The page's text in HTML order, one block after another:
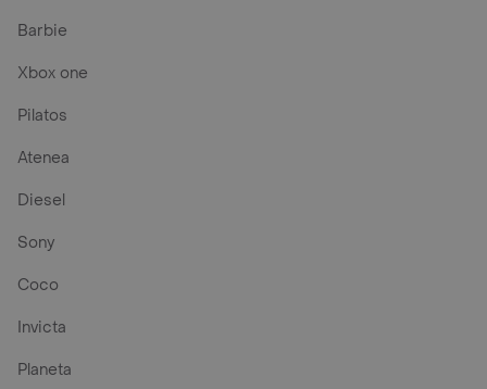
Barbie
Xbox one
Pilatos
Atenea
Diesel
Sony
Coco
Invicta
Planeta